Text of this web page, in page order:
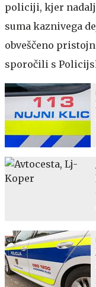
policiji, kjer
suma kaznivega
obveščeno
sporočili s